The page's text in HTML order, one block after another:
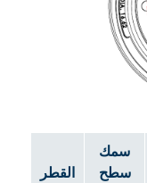
القطر
سمك
سطح